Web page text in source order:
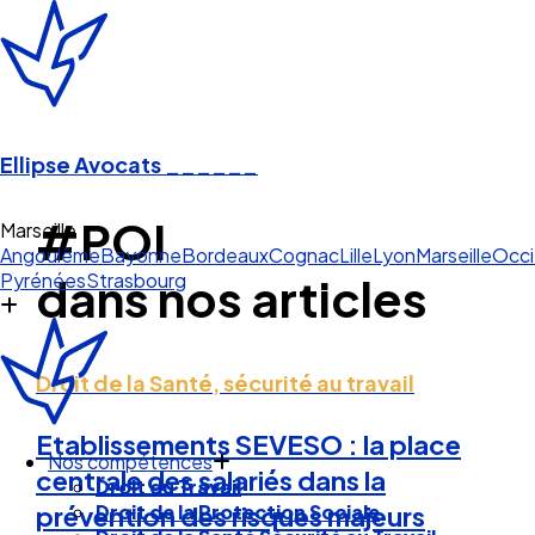
Ellipse Avocats
Marseille
AngoulêmeBayonneBordeauxCognacLilleLyonMarseille
PyrénéesStrasbourg
Nos compétences
Droit du Travail
Droit de la Protection Sociale
#POI
dans nos articles
Droit de la Santé, sécurité au travail
Etablissements SEVESO : la place
centrale des salariés dans la
prévention des risques majeurs